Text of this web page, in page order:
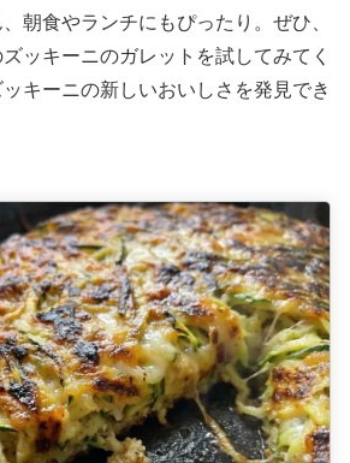
朝食やランチにもぴったり。ぜひ、
ッキーニのガレットを試してみてく
キーニの新しいおいしさを発見でき